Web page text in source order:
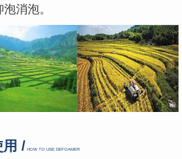
消泡。
用 / HOW TO USE DEFOAMER